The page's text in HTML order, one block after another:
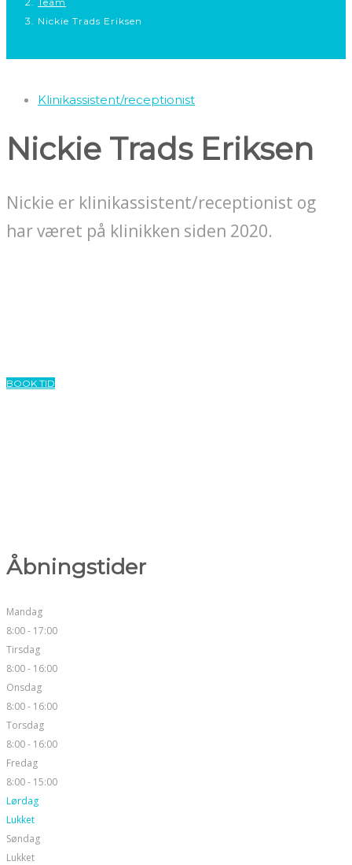
Nickie Trads Eriksen
Klinikassistent/receptionist
Nickie Trads Eriksen
Nickie er klinikassistent/receptionist og
har været på klinikken siden 2020.
BOOK TID
Åbningstider
Mandag
8:00 - 17:00
Tirsdag
8:00 - 16:00
Onsdag
8:00 - 16:00
Torsdag
8:00 - 16:00
Fredag
8:00 - 15:00
Lørdag
Lukket
Søndag
Lukket